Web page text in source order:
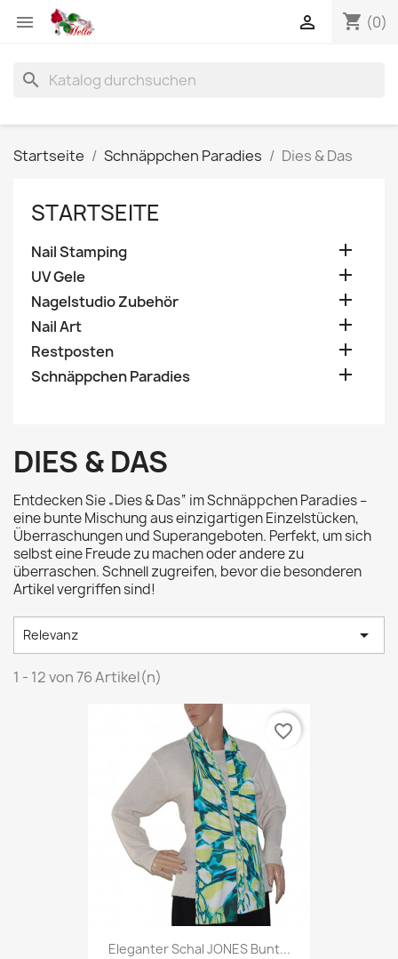
 shopping_cart (0)

search
Startseite Schnäppchen Paradies Dies & Das
STARTSEITE
Nail Stamping 
UV Gele 
Nagelstudio Zubehör 
Nail Art 
Restposten 
Schnäppchen Paradies 
DIES & DAS
Entdecken Sie „Dies & Das“ im Schnäppchen Paradies –
eine bunte Mischung aus einzigartigen Einzelstücken,
Überraschungen und Superangeboten. Perfekt, um sich
selbst eine Freude zu machen oder andere zu
überraschen. Schnell zugreifen, bevor die besonderen
Artikel vergriffen sind!
Relevanz 
1 - 12 von 76 Artikel(n)
Eleganter Schal JONES Bunt...
favorite_border